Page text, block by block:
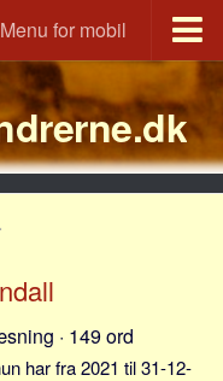
Menu for mobil
· 149 ord
har fra 2021 til 31-12-